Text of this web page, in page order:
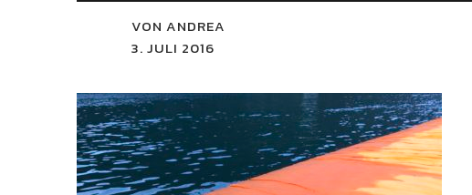
VON ANDREA
3. JULI 2016